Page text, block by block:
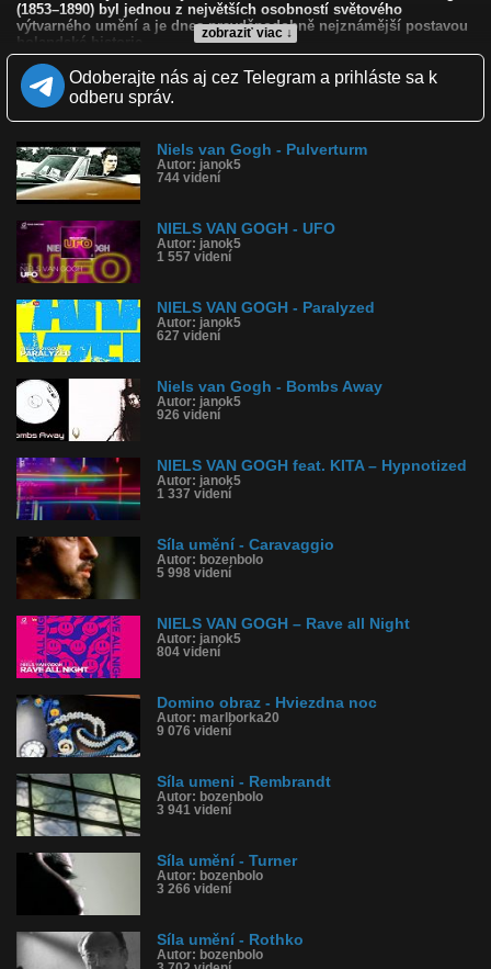
zobraziť viac ↓
(1853–1890) byl jednou z největších osobností světového
výtvarného umění a je dnes pravděpodobně nejznámější postavou
holandské historie.
Van Gogh brzy se zřekl impresionistického způsobu malby a
vyhraňuje svůj vlastní styl, založený na výrazové síle barvy. S
podivuhodnou rychlostí pak vznikají jeden za druhým dnes slavné
obrazy – kvetoucí sady, výjevy z městského parku, krajiny s okolí
Arles a figurální malby. Van Gogh je zcela uchvácen citronovou
žlutí a pruskou modří, svým štětcem rozehrává symfonii čistých
barev, které naplňují jeho obrazy světlem.
možnost zabývat se ze všech možných úhlů Goghovými
Slunečnicemi. Britský kulturní ekolog Simon Schama připomene
strhující drama jeho závěrečné kapitoly tvorby a života.
Zverejnené: 17.4.2020 15:28
Páči sa: 50% (2 hlasov)
Obľúbené: 0
Komentárov: 0
Dľžka: 50:17
Kategória: veda a technika
Tagy: síla, umeni, van gogh
História sledovanosti videa:
Odoberajte nás aj cez Telegram a prihláste sa k
odberu správ.
Niels van Gogh - Pulverturm
Autor: janok5
744 videní
NIELS VAN GOGH - UFO
Autor: janok5
1 557 videní
NIELS VAN GOGH - Paralyzed
Autor: janok5
627 videní
Niels van Gogh - Bombs Away
Autor: janok5
926 videní
NIELS VAN GOGH feat. KITA – Hypnotized
Autor: janok5
1 337 videní
Síla umění - Caravaggio
Autor: bozenbolo
5 998 videní
NIELS VAN GOGH – Rave all Night
Autor: janok5
804 videní
Domino obraz - Hviezdna noc
Autor: marlborka20
9 076 videní
Síla umeni - Rembrandt
Autor: bozenbolo
3 941 videní
Síla umění - Turner
Autor: bozenbolo
3 266 videní
Síla umění - Rothko
Autor: bozenbolo